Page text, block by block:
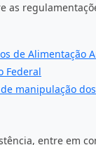
as
de Alimentação
Federal
manipulação
entre em